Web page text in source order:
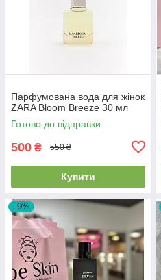
Парфумована вода для жінок
ZARA Bloom Breeze 30 мл
Готово до відправки
500 ₴ 550 ₴
Купити
–9%